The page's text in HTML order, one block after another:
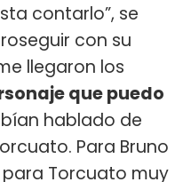
contarlo”, se
con su
llegaron los
que puedo
hablado de
Para Bruno
Torcuato muy